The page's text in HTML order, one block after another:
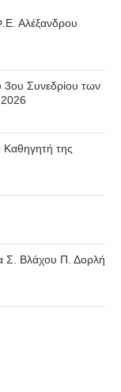
Αλέξανδρου
3ου Συνεδρίου των
Καθηγητή της
Σ. Βλάχου Π. Δορλή